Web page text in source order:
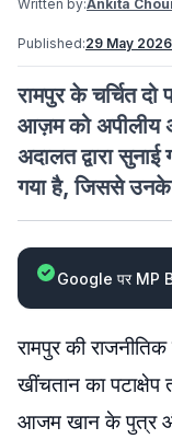
Written by:Ankita
Published:29 May
रामपुर के चर्चित दो
आज़म को अपीलीय
अदालत द्वारा
गया है, जिससे उनके
Google पर MP
रामपुर की
खींचतान का पटाक्षेप
आजम खान के पुत्र